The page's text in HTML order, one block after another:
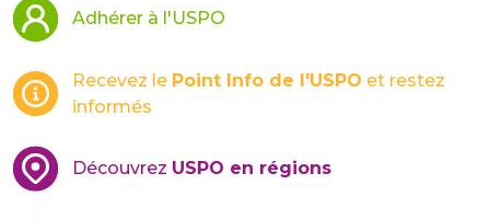
Adhérer à l'USPO
Recevez le Point Info de l'USPO et restez
informés
Découvrez USPO en régions